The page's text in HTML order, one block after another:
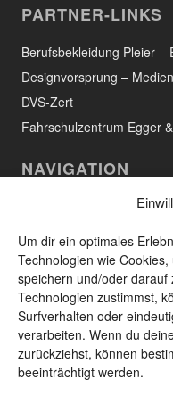
Um dir ein optimales
Technologien wie
speichern und/oder
Technologien zustimmst,
Surfverhalten oder
verarbeiten. Wenn du
zurückziehst, können
beeinträchtigt werden.
PARTNER-LINKS
Berufsbekleidung Pleier –
Designvorsprung –
DVS-Zert
Fahrschulzentrum Egger
NAVIGATION
Aktuelles
Das Unternehmen
Leistungen und
Unsere Produkte
Kontakt